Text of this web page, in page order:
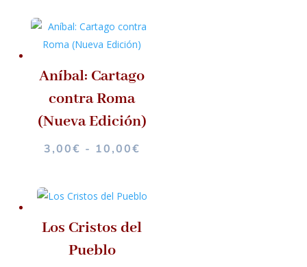
DESDE
5,00€
Aníbal: Cartago
contra Roma
(Nueva Edición)
3,00€ - 10,00€
DESDE
3,00€
Los Cristos del
Pueblo